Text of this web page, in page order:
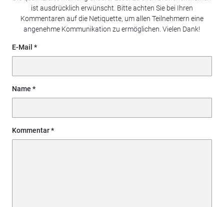
ist ausdrücklich erwünscht. Bitte achten Sie bei Ihren
Kommentaren auf die Netiquette, um allen Teilnehmern eine
angenehme Kommunikation zu ermöglichen. Vielen Dank!
E-Mail
Name
Kommentar